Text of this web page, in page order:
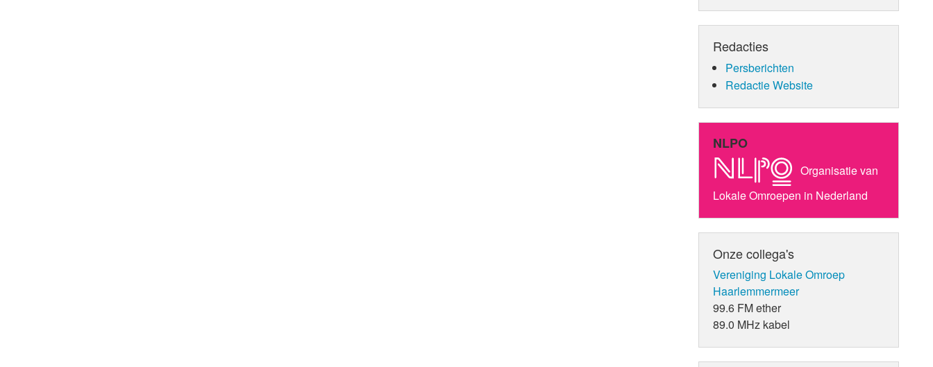
Redacties
Persberichten
Redactie Website
NLPO
Organisatie van
Lokale Omroepen in Nederland
Onze collega's
Vereniging Lokale Omroep
Haarlemmermeer
99.6 FM ether
89.0 MHz kabel